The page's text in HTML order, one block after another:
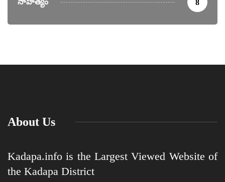
సాహిత్యం 8
About Us
Kadapa.info is the Largest Viewed Website of
the Kadapa District